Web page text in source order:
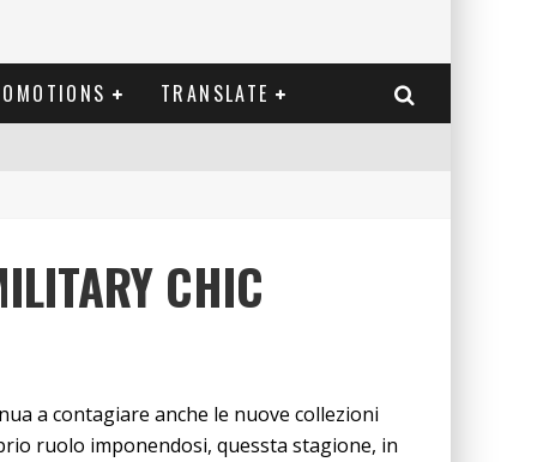
TRANSLATE
CHIC
a contagiare anche le nuove collezioni
ruolo imponendosi, quessta stagione, in